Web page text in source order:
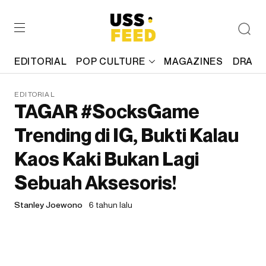
EDITORIAL POP CULTURE MAGAZINES
EDITORIAL
TAGAR #SocksGame
Trending di IG, Bukti Kalau
Kaos Kaki Bukan Lagi
Sebuah Aksesoris!
Stanley Joewono 6 tahun lalu